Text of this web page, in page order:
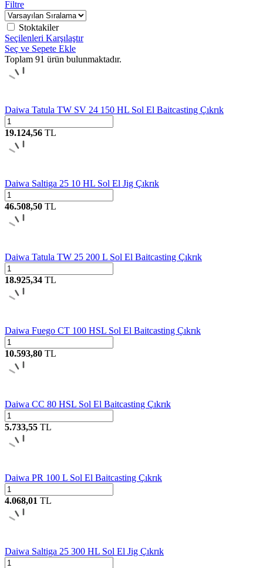
Filtre
Stoktakiler
Seçilenleri Karşılaştır
Seç ve Sepete Ekle
Toplam 91 ürün bulunmaktadır.
Daiwa Tatula TW SV 24 150 HL Sol El Baitcasting Çıkrık
19.124,56 TL
Daiwa Saltiga 25 10 HL Sol El Jig Çıkrık
46.508,50 TL
Daiwa Tatula TW 25 200 L Sol El Baitcasting Çıkrık
18.925,34 TL
Daiwa Fuego CT 100 HSL Sol El Baitcasting Çıkrık
10.593,80 TL
Daiwa CC 80 HSL Sol El Baitcasting Çıkrık
5.733,55 TL
Daiwa PR 100 L Sol El Baitcasting Çıkrık
4.068,01 TL
Daiwa Saltiga 25 300 HL Sol El Jig Çıkrık